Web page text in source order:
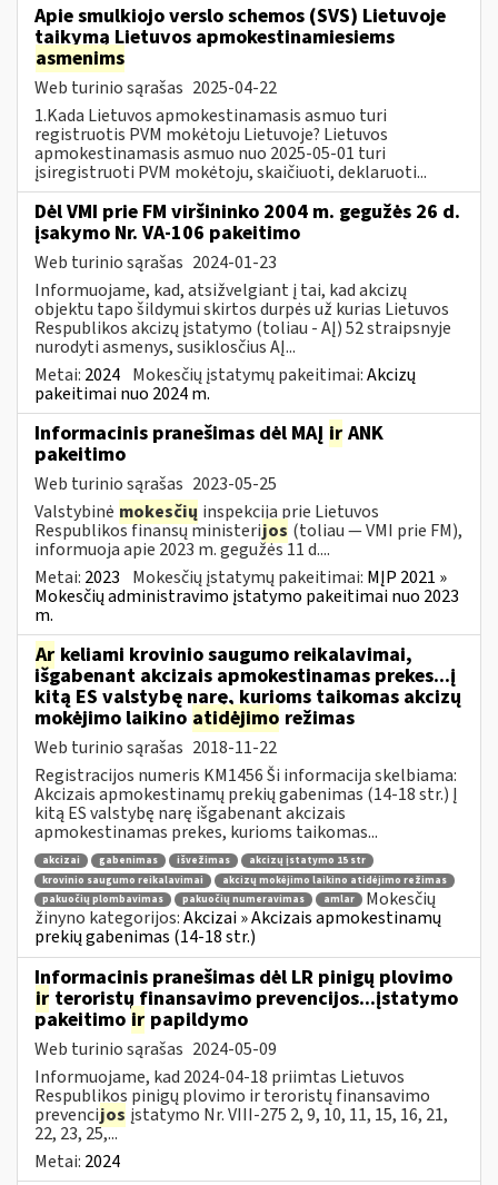
Apie smulkiojo verslo schemos (SVS) Lietuvoje
taikymą Lietuvos apmokestinamiesiems
asmenims
Web turinio sąrašas 2025-04-22
1.Kada Lietuvos apmokestinamasis asmuo turi
registruotis PVM mokėtoju Lietuvoje? Lietuvos
apmokestinamasis asmuo nuo 2025-05-01 turi
įsiregistruoti PVM mokėtoju, skaičiuoti, deklaruoti...
Dėl VMI prie FM viršininko 2004 m. gegužės 26 d.
įsakymo Nr. VA-106 pakeitimo
Web turinio sąrašas 2024-01-23
Informuojame, kad, atsižvelgiant į tai, kad akcizų
objektu tapo šildymui skirtos durpės už kurias Lietuvos
Respublikos akcizų įstatymo (toliau - AĮ) 52 straipsnyje
nurodyti asmenys, susiklosčius AĮ...
Metai: 2024 Mokesčių įstatymų pakeitimai:Akcizų
pakeitimai nuo 2024 m.
Informacinis pranešimas dėl MAĮ ir ANK
pakeitimo
Web turinio sąrašas 2023-05-25
Valstybinė mokesčių inspekcija prie Lietuvos
Respublikos finansų ministerijos (toliau — VMI prie FM),
informuoja apie 2023 m. gegužės 11 d....
Metai: 2023 Mokesčių įstatymų pakeitimai: MĮP 2021 »
Mokesčių administravimo įstatymo pakeitimai nuo 2023
m.
Ar keliami krovinio saugumo reikalavimai,
išgabenant akcizais apmokestinamas prekes...į
kitą ES valstybę narę, kurioms taikomas akcizų
mokėjimo laikino atidėjimo režimas
Web turinio sąrašas 2018-11-22
Registracijos numeris KM1456 Ši informacija skelbiama:
Akcizais apmokestinamų prekių gabenimas (14-18 str.) Į
kitą ES valstybę narę išgabenant akcizais
apmokestinamas prekes, kurioms taikomas...
akcizai gabenimas išvežimas
akcizų įstatymo 15 str
krovinio saugumo reikalavimai
akcizų mokėjimo laikino atidėjimo režimas
pakuočių plombavimas
pakuočių numeravimas amlar
Mokesčių
žinyno kategorijos:Akcizai » Akcizais apmokestinamų
prekių gabenimas (14-18 str.)
Informacinis pranešimas dėl LR pinigų plovimo
ir teroristų finansavimo prevencijos...įstatymo
pakeitimo ir papildymo
Web turinio sąrašas 2024-05-09
Informuojame, kad 2024-04-18 priimtas Lietuvos
Respublikos pinigų plovimo ir teroristų finansavimo
prevencijos įstatymo Nr. VIII-275 2, 9, 10, 11, 15, 16, 21,
22, 23, 25,...
Metai: 2024